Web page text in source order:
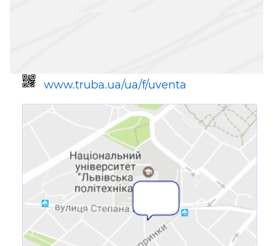
www.truba.ua/ua/f/uventa
Посилання для мобільних
пристроїв